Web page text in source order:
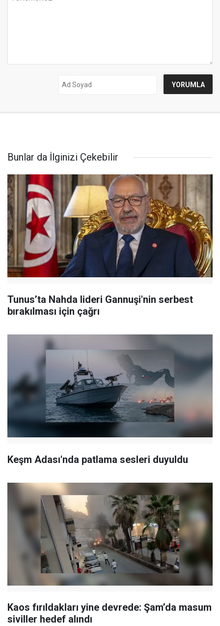
Bunlar da İlginizi Çekebilir
Tunus’ta Nahda lideri Gannuşi'nin serbest
bırakılması için çağrı
Keşm Adası'nda patlama sesleri duyuldu
Kaos fırıldakları yine devrede: Şam’da masum
siviller hedef alındı